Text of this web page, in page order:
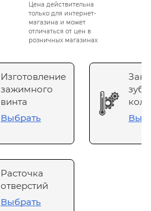
Цена действительна
только для интернет-
магазина и может
отличаться от цен в
розничных магазинах
Изготовление
зажимного
винта
Выбрать
Расточка
отверстий
Выбрать